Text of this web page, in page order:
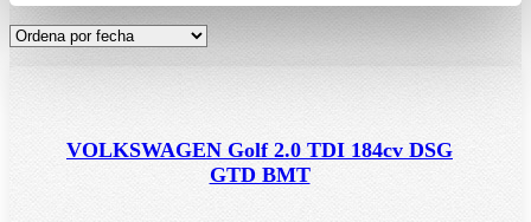
VOLKSWAGEN Golf 2.0 TDI 184cv DSG
GTD BMT